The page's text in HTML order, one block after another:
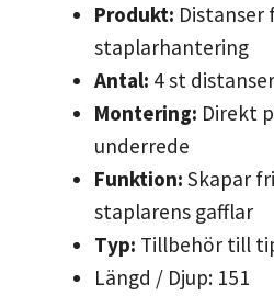
Produkt: Distanser
staplarhantering
Antal: 4 st distanser
Montering: Direkt
underrede
Funktion: Skapar
staplarens gafflar
Typ: Tillbehör till
Längd / Djup: 151